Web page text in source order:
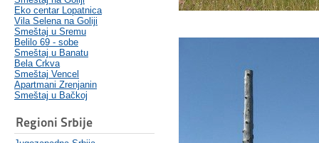
Eko centar Lopatnica
Vila Selena na Goliji
Smeštaj u Sremu
Belilo 69 - sobe
Smeštaj u Banatu
Bela Crkva
Smeštaj Vencel
Apartmani Zrenjanin
Smeštaj u Bačkoj
Regioni Srbije